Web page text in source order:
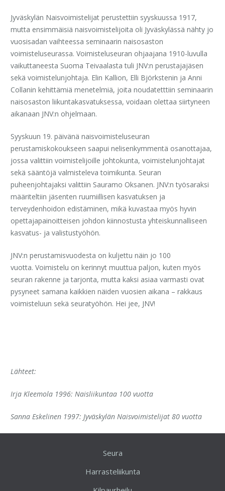
Jyväskylän Naisvoimistelijat perustettiin syyskuussa 1917,
mutta ensimmäisiä naisvoimistelijoita oli Jyväskylässä nähty jo
vuosisadan vaihteessa seminaarin naisosaston
voimisteluseurassa. Voimisteluseuran ohjaajana 1910-luvulla
vaikuttaneesta Suoma Teivaalasta tuli JNV:n perustajajäsen
sekä voimistelunjohtaja. Elin Kallion, Elli Björkstenin ja Anni
Collanin kehittämiä menetelmiä, joita noudatetttiin seminaarin
naisosaston liikuntakasvatuksessa, voidaan olettaa siirtyneen
aikanaan JNV:n ohjelmaan.
Syyskuun 19. päivänä naisvoimisteluseuran
perustamiskokoukseen saapui nelisenkymmentä osanottajaa,
jossa valittiin voimistelijoille johtokunta, voimistelunjohtajat
sekä sääntöjä valmisteleva toimikunta. Seuran
puheenjohtajaksi valittiin Sauramo Oksanen. JNV:n työsaraksi
määriteltiin jäsenten ruumiillisen kasvatuksen ja
terveydenhoidon edistäminen, mikä kuvastaa myös hyvin
opettajapainoitteisen johdon kiinnostusta yhteiskunnalliseen
kasvatus- ja valistustyöhön.
JNV:n perustamisvuodesta on kuljettu näin jo 100
vuotta. Voimistelu on kerinnyt muuttua paljon, kuten myös
seuran rakenne ja tarjonta, mutta kaksi asiaa varmasti ovat
pysyneet samana kaikkien näiden vuosien aikana – rakkaus
voimisteluun sekä seuratyöhön. Hei jee, JNV!
Lähteet:
Irja Kleemola 1996: Naisliikuntaa 100 vuotta
Sanna Eskelinen 1997: Jyväskylän Naisvoimistelijat 80 vuotta
Seura
Harrasteliikunta